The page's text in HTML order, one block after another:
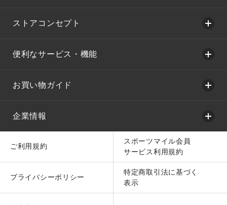
ストアコンセプト
便利なサービス・機能
お買い物ガイド
企業情報
ご利用規約
スポーツマイル会員
サービス利用規約
プライバシーポリシー
特定商取引法に基づく
表示